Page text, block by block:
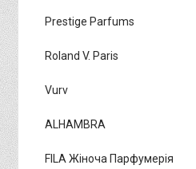
Prestige Parfums
Roland V. Paris
Vurv
ALHAMBRA
FILA Жіноча Парфумерія